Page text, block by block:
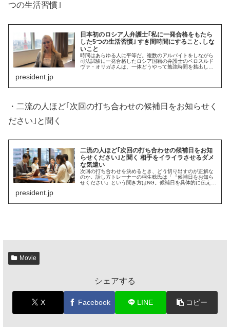
つの生活習慣｣
日本初のロシア人弁護士｢私に一発合格をもたら
した5つの生活習慣｣ すき間時間にすること､しな
いこと
時間はあらゆる人に平等だ。複数のアルバイトをしながら
司法試験に一発合格したロシア国籍の弁護士のベロスルド
ヴァ・オリガさんは、一体どうやって勉強時間を捻出した
president.jp
・二流の人ほど｢次回の打ち合わせの候補日をお知らせく
ださい｣と聞く
二流の人ほど｢次回の打ち合わせの候補日をお知
らせください｣と聞く 相手をイライラさせるダメ
な気遣い
次回の打ち合わせを決めるとき、どう切り出すのが正解な
のか。話し方トレーナーの桐生稔氏は「『候補日をお知ら
せください』という聞き方はNG。候補日を具体的に伝える
president.jp
Movie
シェアする
X Facebook LINE コピー